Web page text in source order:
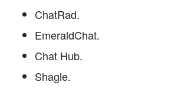
ChatRad.
EmeraldChat.
Chat Hub.
Shagle.